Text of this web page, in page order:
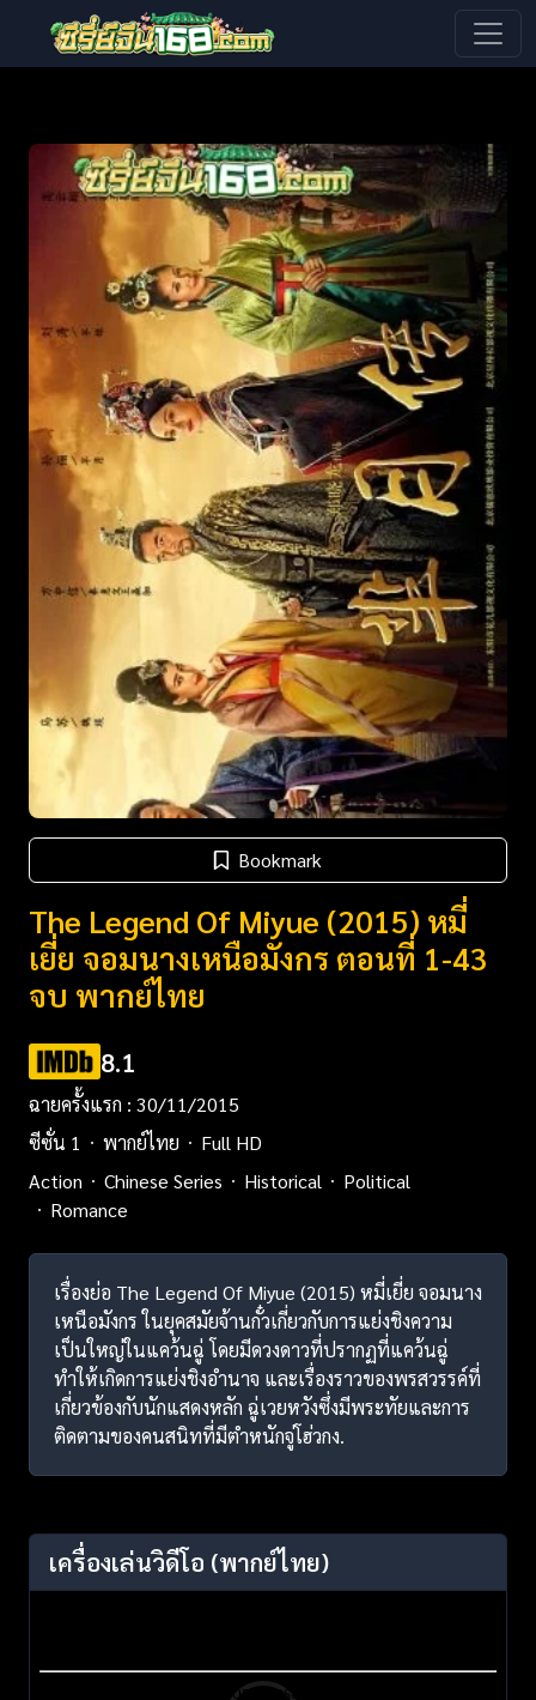
Bookmark
The Legend Of Miyue (2015) หมี่
เยี่ย จอมนางเหนือมังกร ตอนที่ 1-43
จบ พากย์ไทย
8.1
ฉายครั้งแรก : 30/11/2015
ซีซั่น 1
พากย์ไทย
Full HD
Action
Chinese Series Historical
Political
Romance
เรื่องย่อ The Legend Of Miyue (2015) หมี่เยี่ย จอมนาง
เหนือมังกร ในยุคสมัยจ้านกั๋วเกี่ยวกับการแย่งชิงความ
เป็นใหญ่ในแคว้นฉู่ โดยมีดวงดาวที่ปรากฏที่แคว้นฉู่
ทำให้เกิดการแย่งชิงอำนาจ และเรื่องราวของพรสวรรค์ที่
เกี่ยวข้องกับนักแสดงหลัก ฉู่เวยหวังซึ่งมีพระทัยและการ
ติดตามของคนสนิทที่มีตำหนักจู่โฮ่วกง.
เครื่องเล่นวิดีโอ (พากย์ไทย)